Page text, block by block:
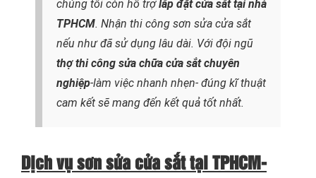
chúng tôi còn hỗ trợlắp đặt cửa sắt tại nhà
TPHCM. Nhận thi công sơn sửa cửa sắt
nếu như đã sử dụng lâu dài. Với đội ngũ
thợ thi công sửa chữa cửa sắt chuyên
nghiệp-làm việc nhanh nhẹn- đúng kĩ thuật
cam kết sẽ mang đến kết quả tốt nhất.
Dịch vụ sơn sửa cửa sắt tại TPHCM-